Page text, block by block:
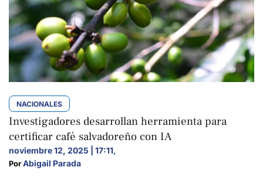
NACIONALES
Investigadores desarrollan herramienta para
certificar café salvadoreño con IA
noviembre 12, 2025 | 17:11,
Por Abigail Parada